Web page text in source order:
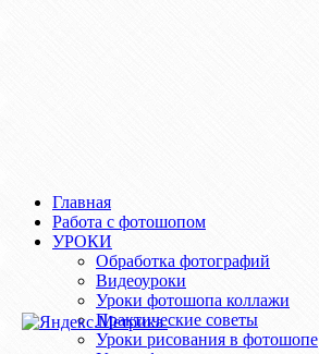
Главная
Работа с фотошопом
УРОКИ
Обработка фотографий
Видеоуроки
Уроки фотошопа коллажи
Практические советы
Уроки рисования в фотошопе